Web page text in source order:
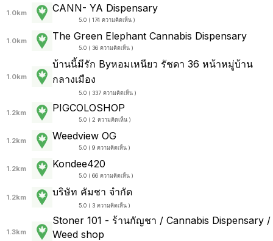
1.0km CANN- YA Dispensary
5.0 ( 174 ความคิดเห็น )
1.0km The Green Elephant Cannabis Dispensary
5.0 ( 36 ความคิดเห็น )
1.0km
บ้านนี้มีรัก Byหอมเหนียว รัชดา 36 หน้าหมู่บ้าน
กลางเมือง
5.0 ( 337 ความคิดเห็น )
1.2km PIGCOLOSHOP
5.0 ( 2 ความคิดเห็น )
1.2km Weedview OG
5.0 ( 9 ความคิดเห็น )
1.2km Kondee420
5.0 ( 66 ความคิดเห็น )
1.2km บริษัท คัมชา จำกัด
5.0 ( 3 ความคิดเห็น )
1.3km
Stoner 101 - ร้านกัญชา / Cannabis Dispensary /
Weed shop